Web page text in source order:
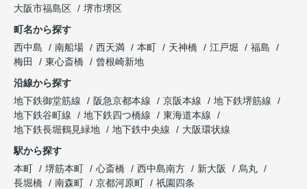
大阪市福島区
堺市堺区
町名から探す
西中島
南船場 西天満 本町 天神橋 江戸堀
福島
梅田
東心斎橋
曾根崎新地
沿線から探す
地下鉄御堂筋線
阪急京都本線 京阪本線
地下鉄堺筋線
地下鉄谷町線
地下鉄四つ橋線
東海道本線
地下鉄長堀鶴見緑地
地下鉄中央線
大阪環状線
駅から探す
本町
堺筋本町 心斎橋 西中島南方 新大阪
烏丸
長堀橋
南森町 京都河原町 祇園四条